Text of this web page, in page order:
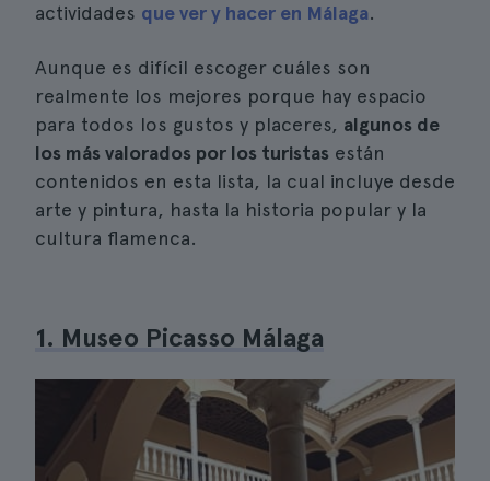
actividades que ver y hacer en Málaga.
Aunque es difícil escoger cuáles son
realmente los mejores porque hay espacio
para todos los gustos y placeres, algunos de
los más valorados por los turistas están
contenidos en esta lista, la cual incluye desde
arte y pintura, hasta la historia popular y la
cultura flamenca.
1. Museo Picasso Málaga